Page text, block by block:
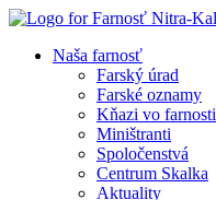
Naša farnosť
Farský úrad
Farské oznamy
Kňazi vo farnosti
Miništranti
Spoločenstvá
Centrum Skalka
Aktuality